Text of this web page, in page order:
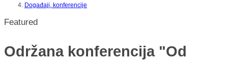
Događaji, konferencije
Featured
Održana konferencija "Od